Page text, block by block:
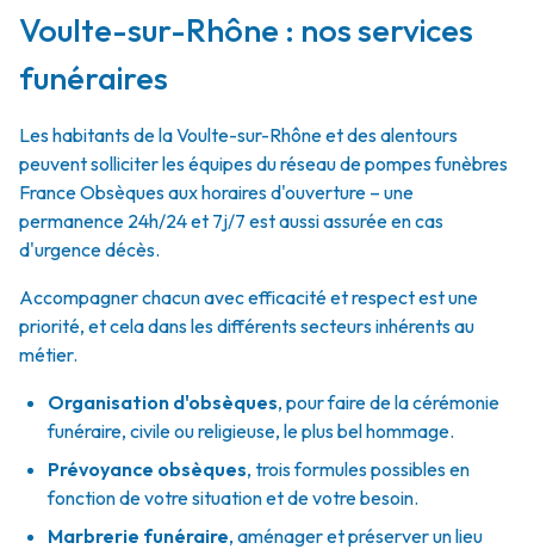
Voulte-sur-Rhône : nos services
funéraires
Les habitants de la Voulte-sur-Rhône et des alentours
peuvent solliciter les équipes du réseau de pompes funèbres
France Obsèques aux horaires d'ouverture – une
permanence 24h/24 et 7j/7 est aussi assurée en cas
d'urgence décès.
Accompagner chacun avec efficacité et respect est une
priorité, et cela dans les différents secteurs inhérents au
métier.
Organisation d'obsèques, pour faire de la cérémonie
funéraire, civile ou religieuse, le plus bel hommage.
Prévoyance obsèques, trois formules possibles en
fonction de votre situation et de votre besoin.
Marbrerie funéraire, aménager et préserver un lieu